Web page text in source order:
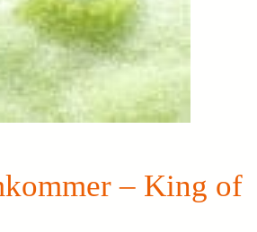
– King of